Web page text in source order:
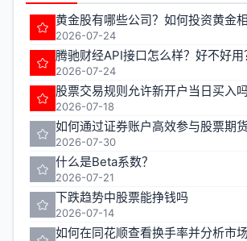
黄金股有哪些公司？如何投资黄金相
2026-07-24
腾驰财经API接口怎么样？好不好用
2026-07-24
股票交易规则允许新开户当日买入吗
2026-07-18
如何通过证券账户高效参与股票期
2026-07-30
什么是Beta系数？
2026-07-21
下跌趋势中股票能挣钱吗
2026-07-14
如何在同花顺查看换手率并分析市